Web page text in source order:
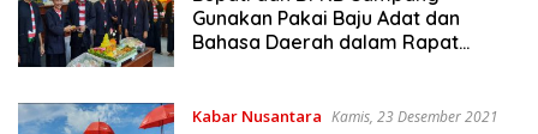
Gunakan Pakai Baju Adat dan
Bahasa Daerah dalam Rapat
Kabar Nusantara Kamis, 23 Desember 2021